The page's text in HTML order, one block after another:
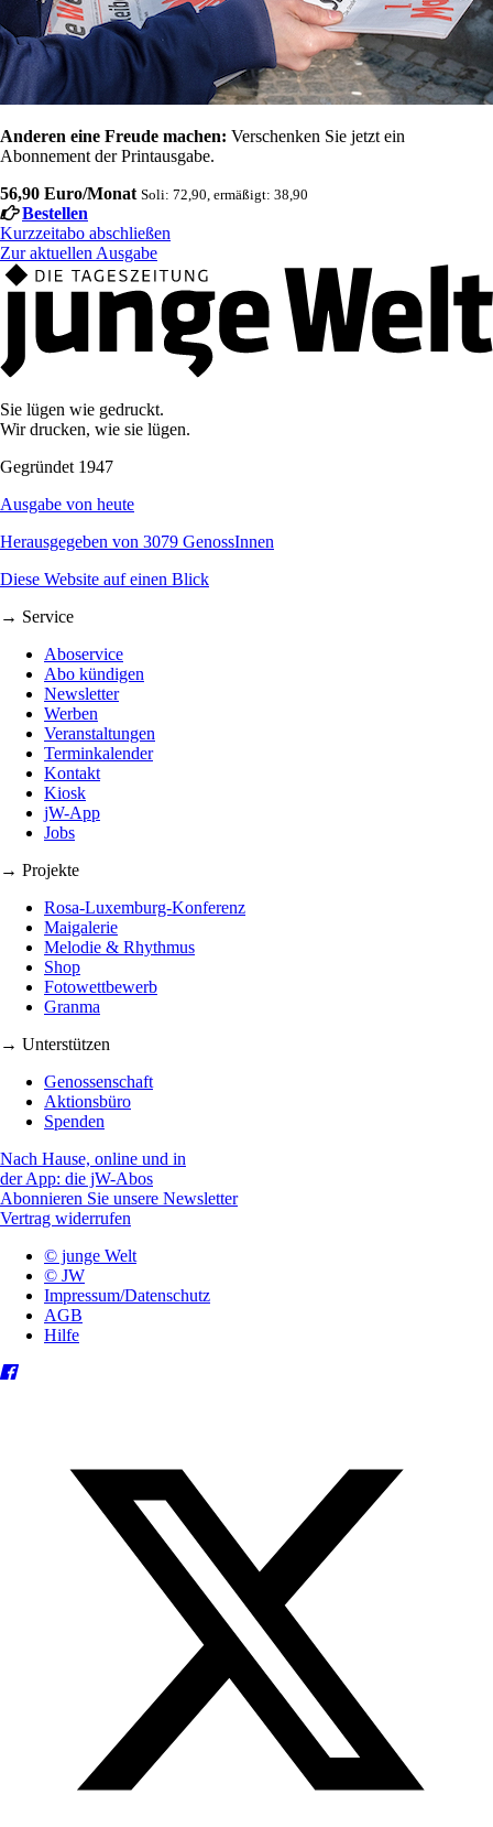
Anderen eine Freude machen: Verschenken Sie jetzt ein
Abonnement der Printausgabe.
56,90 Euro/Monat Soli: 72,90, ermäßigt: 38,90
Bestellen
Kurzzeitabo abschließen
Zur aktuellen Ausgabe
Sie lügen wie gedruckt.
Wir drucken, wie sie lügen.
Gegründet 1947
Ausgabe von heute
Herausgegeben von 3079 GenossInnen
Diese Website auf einen Blick
→ Service
Aboservice
Abo kündigen
Newsletter
Werben
Veranstaltungen
Terminkalender
Kontakt
Kiosk
jW-App
Jobs
→ Projekte
Rosa-Luxemburg-Konferenz
Maigalerie
Melodie & Rhythmus
Shop
Fotowettbewerb
Granma
→ Unterstützen
Genossenschaft
Aktionsbüro
Spenden
Nach Hause, online und in
der App: die jW-Abos
Abonnieren Sie unsere Newsletter
Vertrag widerrufen
© junge Welt
© JW
Impressum/Datenschutz
AGB
Hilfe